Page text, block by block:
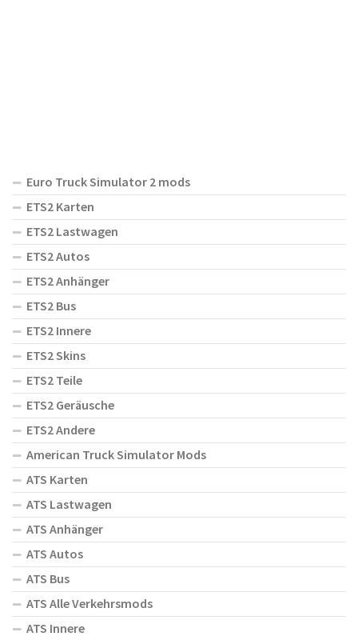
Euro Truck Simulator 2 mods
ETS2 Karten
ETS2 Lastwagen
ETS2 Autos
ETS2 Anhänger
ETS2 Bus
ETS2 Innere
ETS2 Skins
ETS2 Teile
ETS2 Geräusche
ETS2 Andere
American Truck Simulator Mods
ATS Karten
ATS Lastwagen
ATS Anhänger
ATS Autos
ATS Bus
ATS Alle Verkehrsmods
ATS Innere